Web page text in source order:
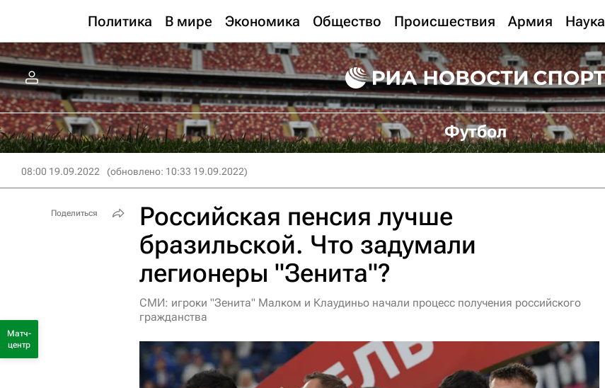
Политика В мире Экономика Общество Происшествия Армия Наука
Футбол
08:00 19.09.2022 (обновлено: 10:33 19.09.2022)
Российская пенсия лучше
бразильской. Что задумали
легионеры "Зенита"?
СМИ: игроки "Зенита" Малком и Клаудиньо начали процесс получения российского
гражданства
Поделиться
Матч-
центр